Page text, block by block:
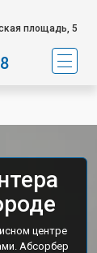
площадь, 5
центре
Абсорбер